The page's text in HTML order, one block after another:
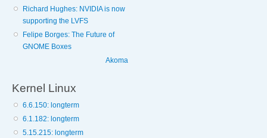
Richard Hughes: NVIDIA is now
supporting the LVFS
Felipe Borges: The Future of
GNOME Boxes
Akoma
Kernel Linux
6.6.150: longterm
6.1.182: longterm
5.15.215: longterm